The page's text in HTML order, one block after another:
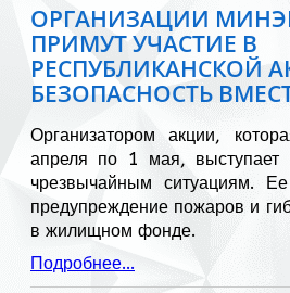
ОРГАНИЗАЦИИ
ПРИМУТ УЧАСТИЕ В
РЕСПУБЛИКАНСКОЙ
БЕЗОПАСНОСТЬ
Организатором акции,
апреля по 1 мая, выступает
чрезвычайным ситуациям.
предупреждение пожаров и
в жилищном фонде.
Подробнее...